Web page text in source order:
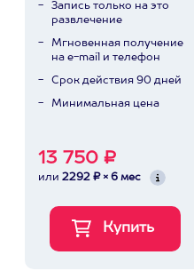
Запись только на это
развлечение
Мгновенная получение
на e-mail и телефон
Срок действия 90 дней
Минимальная цена
13 750 ₽
или 2292 ₽ × 6 мес